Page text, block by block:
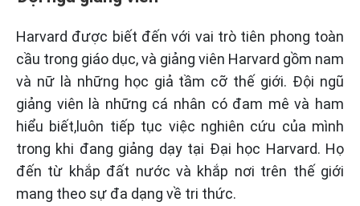
Harvard được biết đến với vai trò tiên phong toàn
cầu trong giáo dục, và giảng viên Harvard gồm nam
và nữ là những học giả tầm cỡ thế giới. Đội ngũ
giảng viên là những cá nhân có đam mê và ham
hiểu biết,luôn tiếp tục việc nghiên cứu của mình
trong khi đang giảng dạy tại Đại học Harvard. Họ
đến từ khắp đất nước và khắp nơi trên thế giới
mang theo sự đa dạng về tri thức.